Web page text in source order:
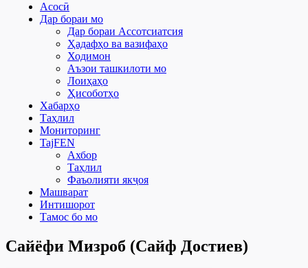
Асосӣ
Дар бораи мо
Дар бораи Ассотсиатсия
Ҳадафҳо ва вазифаҳо
Ходимон
Аъзои ташкилоти мо
Лоиҳаҳо
Ҳисоботҳо
Хабарҳо
Таҳлил
Мониторинг
TajFEN
Ахбор
Таҳлил
Фаъолияти якҷоя
Машварат
Интишорот
Тамос бо мо
Сайёфи Мизроб (Сайф Достиев)